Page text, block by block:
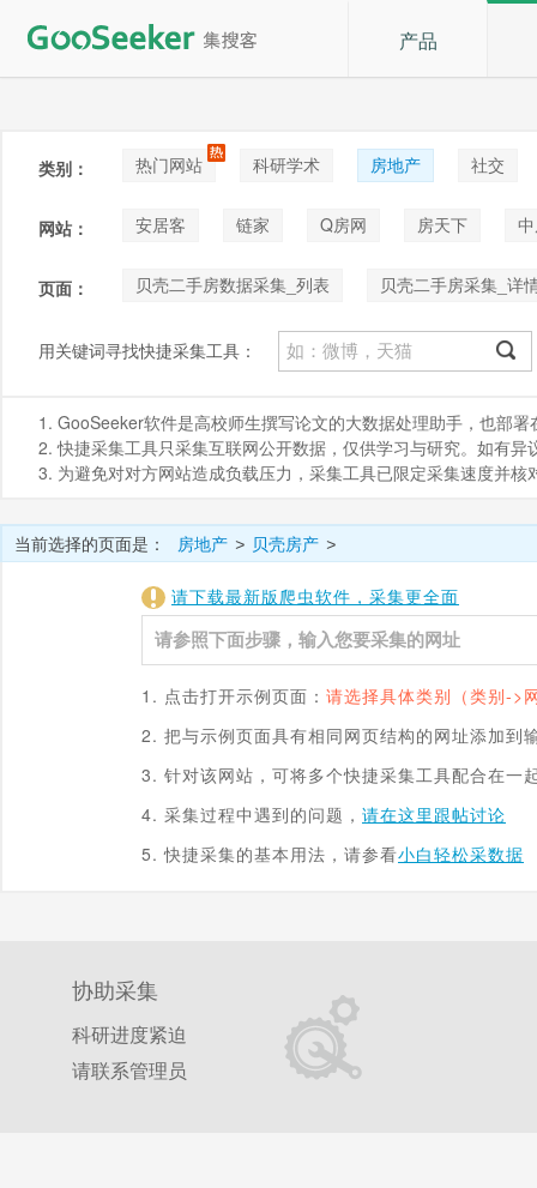
产品
类别： 热门网站 科研学术 房地产
社交
论坛贴吧
招聘 拍卖 音乐
网站： 安居客 链家 Q房网 房天下
页面： 贝壳二手房数据采集_列表
贝壳二手房采集_详
贝壳小区采集_详情
贝壳新楼盘采集_列表
用关键词寻找快捷采集工具：
1. GooSeeker软件是高校师生撰写论文的大数据处理助手，也部
2. 快捷采集工具只采集互联网公开数据，仅供学习与研究。如有
3. 为避免对对方网站造成负载压力，采集工具已限定采集速度并
当前选择的页面是： 房地产 > 贝壳房产 >
请下载最新版爬虫软件，采集更全面
1. 点击打开示例页面： 请选择具体类别（类别->
2. 把与示例页面具有相同网页结构的网址添加到
3. 针对该网站，可将多个快捷采集工具配合在一
4. 采集过程中遇到的问题， 请在这里跟帖讨论
5. 快捷采集的基本用法，请参看小白轻松采数据
协助采集
科研进度紧迫
请联系管理员